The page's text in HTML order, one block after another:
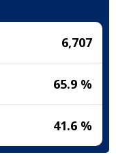
6,707
65.9 %
41.6 %